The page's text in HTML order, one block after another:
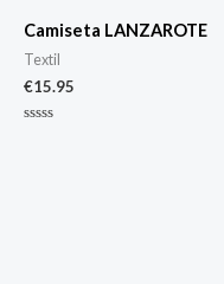
Camiseta LANZAROTE
Textil
€15.95